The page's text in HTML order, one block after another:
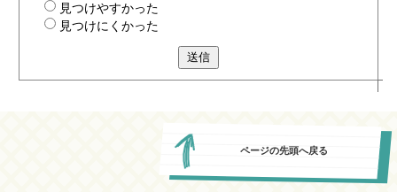
見つけやすかった
見つけにくかった
送信
ページの先頭へ戻る